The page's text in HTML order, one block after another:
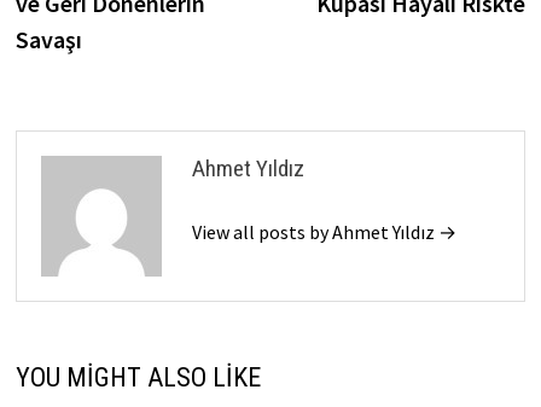
Savaşı
Ahmet Yıldız
View all posts by Ahmet Yıldız →
YOU MIGHT ALSO LIKE